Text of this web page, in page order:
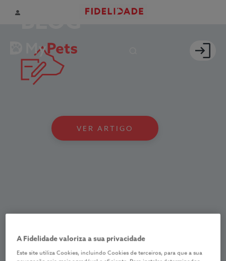
VER ARTIGO
A Fidelidade valoriza a sua privacidade
Este site utiliza Cookies, incluindo Cookies de terceiros, para que a sua